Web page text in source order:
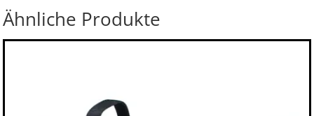
Ähnliche Produkte